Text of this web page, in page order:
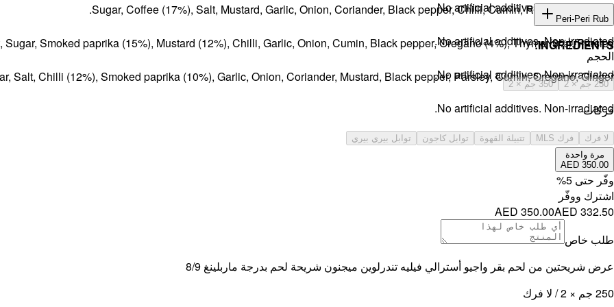
No artificial additives. Non-irradiated
Sugar, Coffee (17%), Salt, Mustard, Garlic, Onion, Coriander, Black pepper, Chilli, Cumin, Rosemary, Thyme.
No artificial additives. Non-irradiated.
INGREDIENTS:
Sugar, Smoked paprika (15%), Mustard (12%), Chilli, Garlic, Onion, Cumin, Black pepper, Oregano (4%), Thyme (3%), Parsley.
No artificial additives. Non-irradiated.
Peri-Peri Rub
INGREDIENTS:
Salt, Chilli (12%), Smoked paprika (10%), Garlic, Onion, Coriander, Mustard, Black pepper, Parsley, Cumin, Oregano, Ginger.
No artificial additives. Non-irradiated.
الحجم
250 جم × 2 350 جم × 2
فركات
لا فرك فرك MLS تتبيلة القهوة توابل كاجون
توابل بيري بيري
مرة واحدة
AED 350.00
وفّر حتى 5
%
اشترك ووفّر
AED 350.00AED 332.50
طلب خاص
عرض شريحتين من لحم بقر واجيو أسترالي فيليه تندرلوين ميجنون شريحة لحم بدرجة ماربلينغ 8/9
250 جم × 2 / لا فرك